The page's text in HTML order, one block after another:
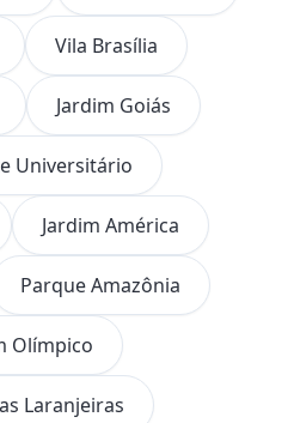
Vila Brasília
Jardim Goiás
Universitário
Jardim América
Parque Amazônia
Olímpico
Laranjeiras